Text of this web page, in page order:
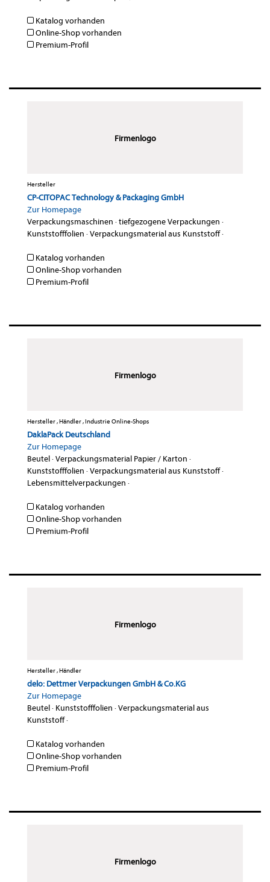
Katalog vorhanden
Online-Shop vorhanden
Premium-Profil
Firmenlogo
Hersteller
CP-CITOPAC Technology & Packaging GmbH
Zur Homepage
Verpackungsmaschinen ·tiefgezogene Verpackungen ·
Kunststofffolien ·Verpackungsmaterial aus Kunststoff·
Katalog vorhanden
Online-Shop vorhanden
Premium-Profil
Firmenlogo
Hersteller , Händler , Industrie Online-Shops
DaklaPack Deutschland
Zur Homepage
Beutel·Verpackungsmaterial Papier / Karton ·
Kunststofffolien ·Verpackungsmaterial aus Kunststoff·
Lebensmittelverpackungen ·
Katalog vorhanden
Online-Shop vorhanden
Premium-Profil
Firmenlogo
Hersteller , Händler
delo: Dettmer Verpackungen GmbH & Co.KG
Zur Homepage
Beutel· Kunststofffolien ·Verpackungsmaterial aus
Kunststoff·
Katalog vorhanden
Online-Shop vorhanden
Premium-Profil
Firmenlogo